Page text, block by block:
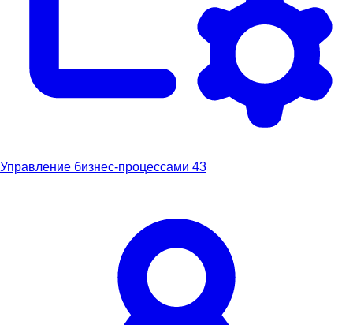
Управление бизнес-процессами 43